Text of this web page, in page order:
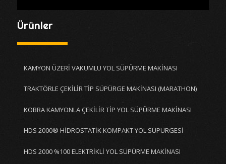
Ürünler
KAMYON ÜZERİ VAKUMLU YOL SÜPÜRME MAKİNASI
TRAKTÖRLE ÇEKİLİR TİP SÜPÜRGE MAKİNASI (MARATHON)
KOBRA KAMYONLA ÇEKİLİR TİP YOL SÜPÜRME MAKİNASI
HDS 2000® HİDROSTATİK KOMPAKT YOL SÜPÜRGESİ
HDS 2000 %100 ELEKTRİKLİ YOL SÜPÜRME MAKİNASI